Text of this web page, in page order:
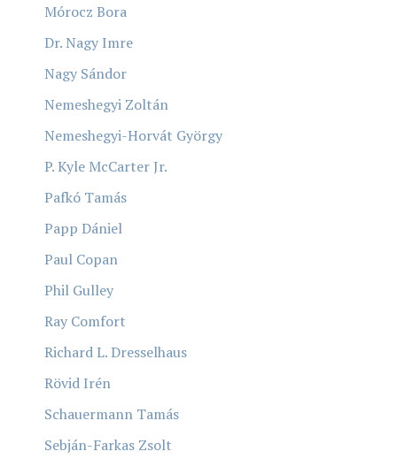
Mórocz Bora
Dr. Nagy Imre
Nagy Sándor
Nemeshegyi Zoltán
Nemeshegyi-Horvát György
P. Kyle McCarter Jr.
Pafkó Tamás
Papp Dániel
Paul Copan
Phil Gulley
Ray Comfort
Richard L. Dresselhaus
Rövid Irén
Schauermann Tamás
Sebján-Farkas Zsolt